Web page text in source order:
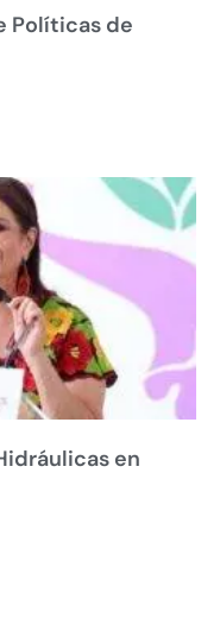
Políticas de
en